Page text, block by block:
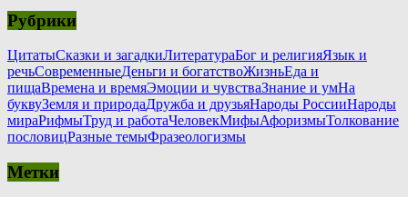
Рубрики
ЦитатыСказки и загадкиЛитератураБог и религияЯзык и
речьСовременныеДеньги и богатствоЖизньЕда и
пищаВремена и времяЭмоции и чувстваЗнание и умНа
буквуЗемля и природаДружба и друзьяНароды РоссииНароды
мираРифмыТруд и работаЧеловекМифыАфоризмыТолкование
пословицРазные темыФразеологизмы
Метки